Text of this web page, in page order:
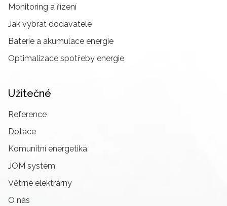
Monitoring a řízení
Jak vybrat dodavatele
Baterie a akumulace energie
Optimalizace spotřeby energie
Užitečné
Reference
Dotace
Komunitní energetika
JOM systém
Větrné elektrárny
O nás